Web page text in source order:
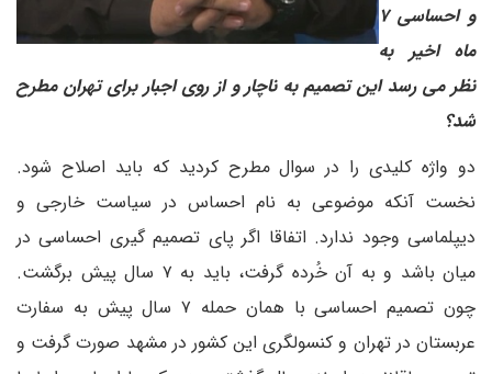
و احساسی ۷
ماه اخیر به
نظر می رسد این تصمیم به ناچار و از روی اجبار برای تهران مطرح
شد؟
دو واژه کلیدی را در سوال مطرح کردید که باید اصلاح شود.
نخست آنکه موضوعی به نام احساس در سیاست خارجی و
دیپلماسی وجود ندارد. اتفاقا اگر پای تصمیم گیری احساسی در
میان باشد و به آن خُرده گرفت، باید به ۷ سال پیش برگشت.
چون تصمیم احساسی با همان حمله ۷ سال پیش به سفارت
عربستان در تهران و کنسولگری این کشور در مشهد صورت گرفت و